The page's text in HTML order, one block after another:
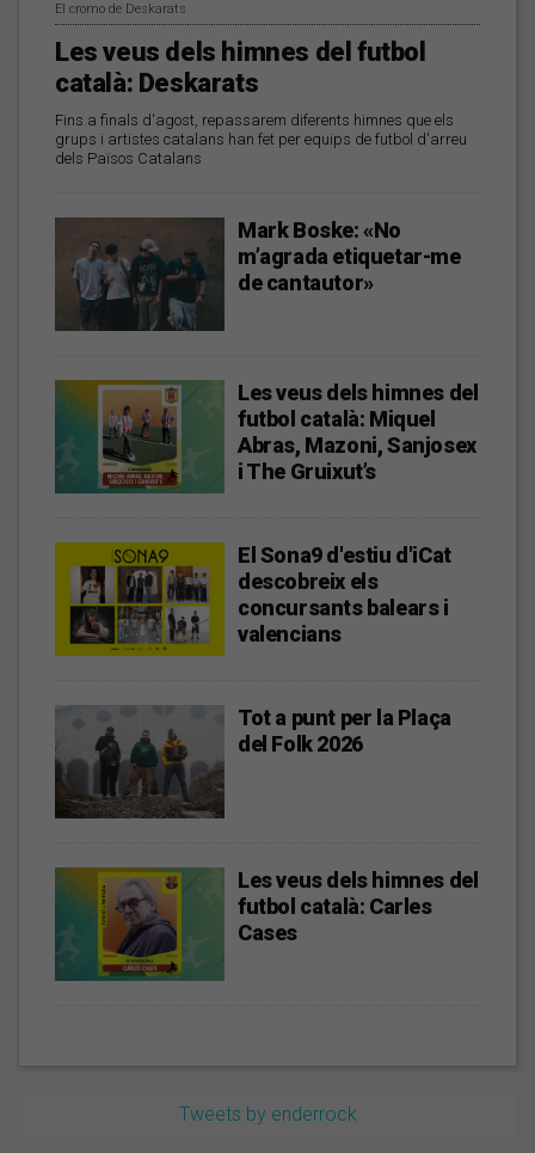
El cromo de Deskarats
Les veus dels himnes del futbol
català: Deskarats
Fins a finals d'agost, repassarem diferents himnes que els
grups i artistes catalans han fet per equips de futbol d'arreu
dels Països Catalans
Mark Boske: «No
m’agrada etiquetar-me
de cantautor»
Les veus dels himnes del
futbol català: Miquel
Abras, Mazoni, Sanjosex
i The Gruixut’s
El Sona9 d'estiu d'iCat
descobreix els
concursants balears i
valencians
Tot a punt per la Plaça
del Folk 2026
Les veus dels himnes del
futbol català: Carles
Cases
Tweets by enderrock